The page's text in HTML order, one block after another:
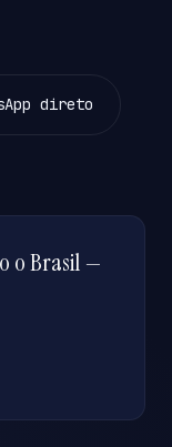
direto
o Brasil —